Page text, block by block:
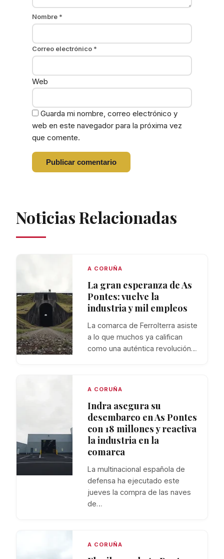
Nombre *
Correo electrónico *
Web
Guarda mi nombre, correo electrónico y
web en este navegador para la próxima vez
que comente.
Noticias Relacionadas
A CORUÑA
La gran esperanza de As
Pontes: vuelve la
industria y mil empleos
La comarca de Ferrolterra asiste
a lo que muchos ya califican
como una auténtica revolución…
A CORUÑA
Indra asegura su
desembarco en As Pontes
con 18 millones y reactiva
la industria en la
comarca
La multinacional española de
defensa ha ejecutado este
jueves la compra de las naves
de…
A CORUÑA